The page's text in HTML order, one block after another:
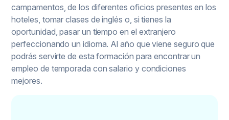
campamentos, de los diferentes oficios presentes en los
hoteles, tomar clases de inglés o, si tienes la
oportunidad, pasar un tiempo en el extranjero
perfeccionando un idioma. Al año que viene seguro que
podrás servirte de esta formación para encontrar un
empleo de temporada con salario y condiciones
mejores.